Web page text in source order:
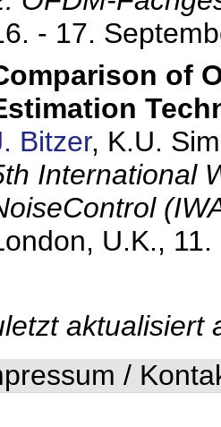
- 17.
of
Bitzer, K.U.
International
U.K.,
aktualisiert
/